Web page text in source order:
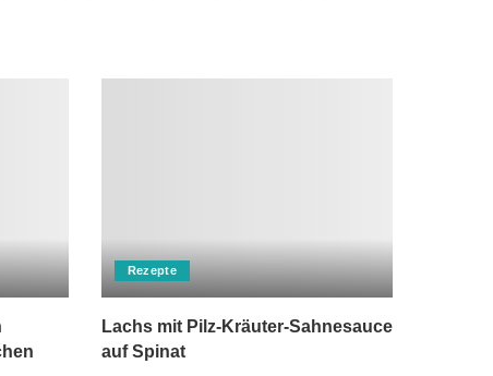
Rezepte
Lachs mit Pilz-Kräuter-Sahnesauce
auf Spinat